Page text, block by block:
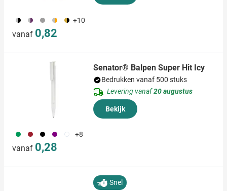
282 161 173 162 250 +10
vanaf 0,82
060 371 001 024 002 +8
vanaf 0,28
Senator® Balpen Super Hit Icy
Bedrukken vanaf 500 stuks
Levering vanaf20 augustus
Bekijk
Snel